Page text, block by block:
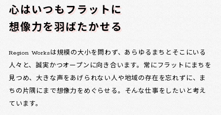
心はいつもフラットに
想像力を羽ばたかせる
Region Worksは規模の大小を問わず、あらゆるまちとそこにいる
人々と、誠実かつオープンに向き合います。常にフラットにまちを
見つめ、大きな声をあげられない人や地域の存在を忘れずに、ま
ちの片隅にまで想像力をめぐらせる。そんな仕事をしたいと考え
ています。